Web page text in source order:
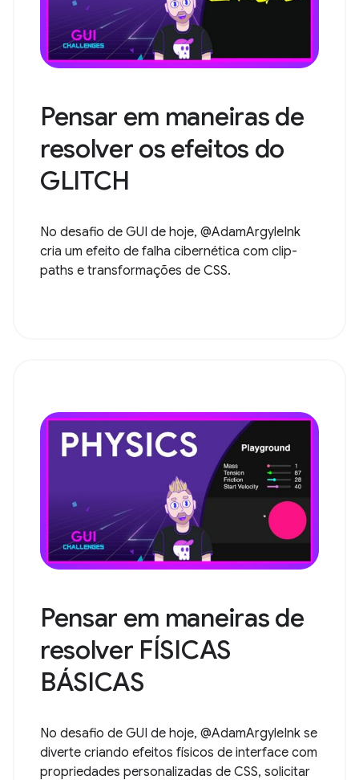
Pensar em maneiras de
resolver os efeitos do
GLITCH
No desafio de GUI de hoje, @AdamArgyleInk
cria um efeito de falha cibernética com clip-
paths e transformações de CSS.
Pensar em maneiras de
resolver FÍSICAS
BÁSICAS
No desafio de GUI de hoje, @AdamArgyleInk se
diverte criando efeitos físicos de interface com
propriedades personalizadas de CSS, solicitar